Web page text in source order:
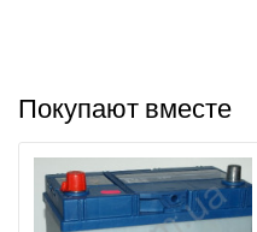
Покупают вместе